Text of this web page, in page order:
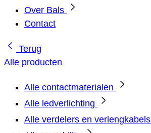
Over Bals
Contact
Terug
Alle producten
Alle contactmaterialen
Alle ledverlichting
Alle verdelers en verlengkabels